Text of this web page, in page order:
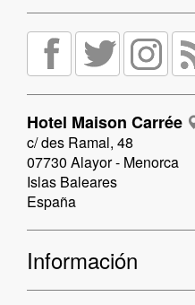
Hotel Maison Carrée
c/ des Ramal, 48
07730 Alayor - Menorca
Islas Baleares
España
Información